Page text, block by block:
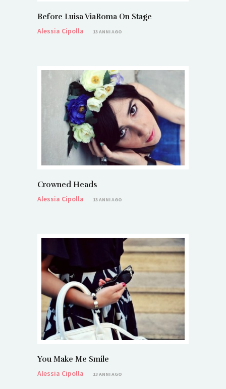
Before Luisa ViaRoma On Stage
Alessia Cipolla
13 ANNI AGO
Crowned Heads
Alessia Cipolla
13 ANNI AGO
You Make Me Smile
Alessia Cipolla
13 ANNI AGO